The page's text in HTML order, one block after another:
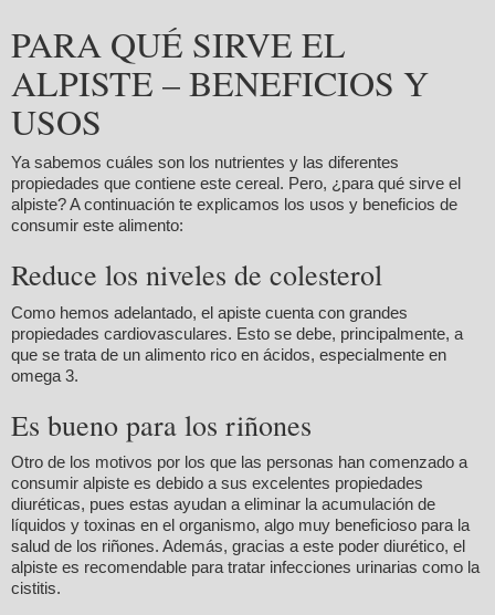
PARA QUÉ SIRVE EL
ALPISTE – BENEFICIOS Y
USOS
Ya sabemos cuáles son los nutrientes y las diferentes
propiedades que contiene este cereal. Pero, ¿para qué sirve el
alpiste? A continuación te explicamos los usos y beneficios de
consumir este alimento:
Reduce los niveles de colesterol
Como hemos adelantado, el apiste cuenta con grandes
propiedades cardiovasculares. Esto se debe, principalmente, a
que se trata de un alimento rico en ácidos, especialmente en
omega 3.
Es bueno para los riñones
Otro de los motivos por los que las personas han comenzado a
consumir alpiste es debido a sus excelentes propiedades
diuréticas, pues estas ayudan a eliminar la acumulación de
líquidos y toxinas en el organismo, algo muy beneficioso para la
salud de los riñones. Además, gracias a este poder diurético, el
alpiste es recomendable para tratar infecciones urinarias como la
cistitis.